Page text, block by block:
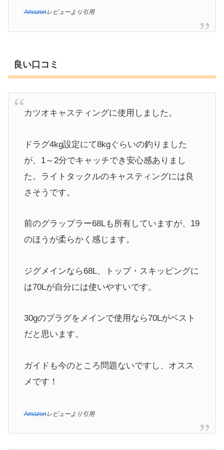
Amazonレビューより引用
良い口コミ
カツオキャスティングに使用しました。
ドラグ4kg設定にて8kgぐらいの釣りました
が、1～2分でキャッチでき安心感ありまし
た。ライトタックルのキャスティングには良
さそうです。
前のグラップラー68Lも所有していますが、19
のほうが柔らかく感じます。
ジグメインなら68L、トップ・スキッピングに
は70Lが自分には使いやすいです。
30gのプラグをメインで使用なら70Lがベスト
だと思います。
ガイドも今のところ問題ないですし、オスス
メです！
Amazonレビューより引用